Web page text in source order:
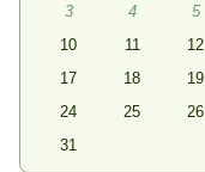
3
4 5
10
11 12
17
18 19
24
25 26
31